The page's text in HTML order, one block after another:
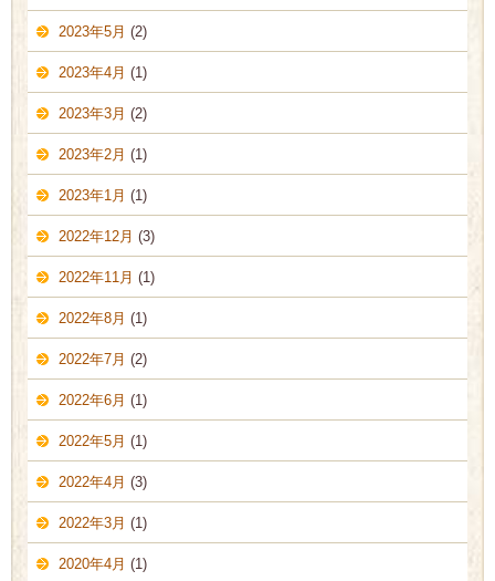
2023年5月 (2)
2023年4月 (1)
2023年3月 (2)
2023年2月 (1)
2023年1月 (1)
2022年12月 (3)
2022年11月 (1)
2022年8月 (1)
2022年7月 (2)
2022年6月 (1)
2022年5月 (1)
2022年4月 (3)
2022年3月 (1)
2020年4月 (1)